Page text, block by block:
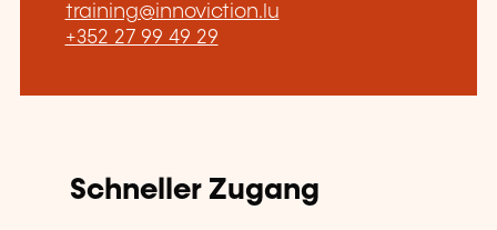
training@innoviction.lu
+352 27 99 49 29
Schneller Zugang